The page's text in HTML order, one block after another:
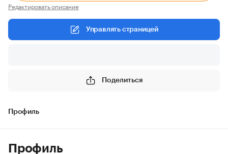
Редактировать описание
Управлять страницей
Поделиться
Профиль
Профиль